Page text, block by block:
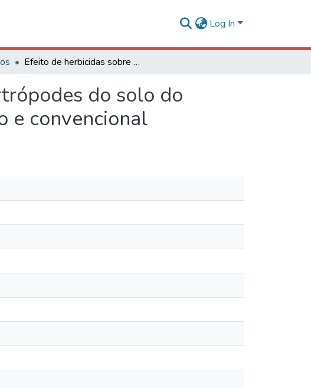
Log In
Efeito de herbicidas sobre a comunidade de artrópodes do solo do feijoeiro cultivado em sistema de plantio direto e convencional
do solo do
e convencional